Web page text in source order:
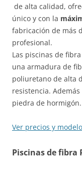
de alta calidad,
único y con la
fabricación de más
profesional.
Las piscinas de
una armadura de
poliuretano de alta
resistencia.
piedra de hormigón.
Ver precios y
Piscinas de fibra